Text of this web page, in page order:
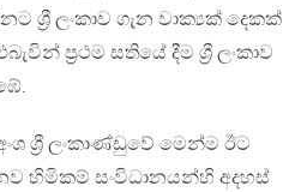
ශ්‍රී ලංකාව ගැන වාක්‍යක් දෙකක්
ප්‍රථම සතියේ දීම ශ්‍රී ලංකාව
ශ්‍රී ලංකාණ්ඩුවේ මෙන්ම ඊට
හිමිකම් සංවිධානයන්හි අදහස්